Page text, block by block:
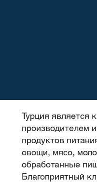
Турция является
производителем
продуктов
овощи, мясо,
обработанные
Благоприятный